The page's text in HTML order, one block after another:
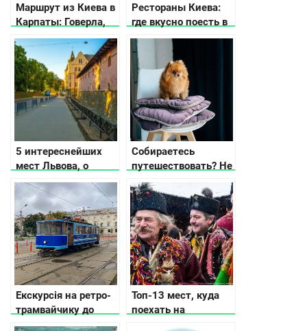
Маршрут из Киева в
Карпаты: Говерла,
рафтинг и бассейн в
горах
Рестораны Киева:
где вкусно поесть в
столице Украины
5 интереснейших
мест Львова, о
которых не
расскажут
путеводители
Собираетесь
путешествовать? Не
забудьте удобный
коврик для собаки!
Екскурсія на ретро-
трамвайчику до
минулого й
Топ-13 мест, куда
поехать на